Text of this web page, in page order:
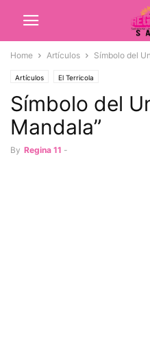
Home Artículos Símbolo del
Artículos El Terricola
Símbolo del
Mandala”
By Regina 11 -